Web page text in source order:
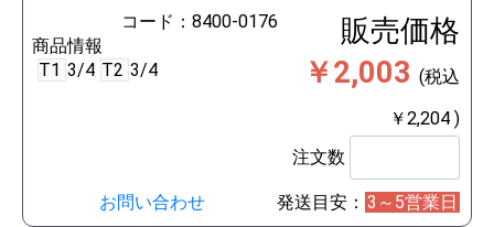
コード：8400-0176
商品情報
T1 3/4 T2 3/4
販売価格
￥2,003 (税込
￥2,204 )
注文数
お問い合わせ 発送目安： 3～5営業日